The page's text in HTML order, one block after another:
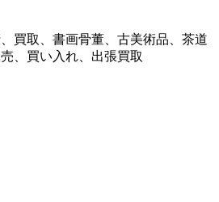
買取、書画骨董、古美術品、茶道
、買い入れ、出張買取